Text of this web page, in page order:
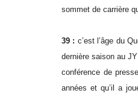
sommet de carrière
39 : c’est l’âge du
dernière saison au
conférence de
années et qu’il a